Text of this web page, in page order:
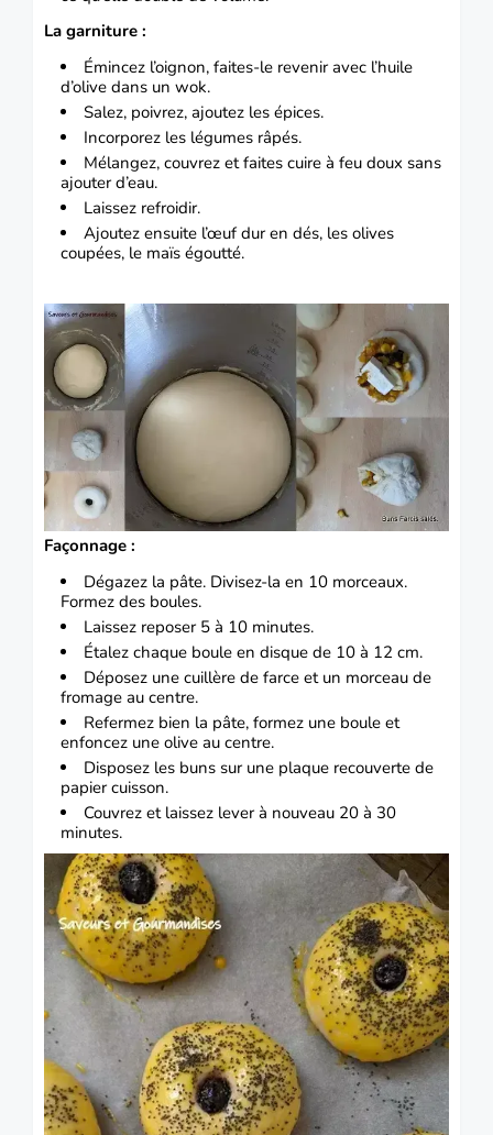
La garniture :
Émincez l’oignon, faites-le revenir avec l’huile
d’olive dans un wok.
Salez, poivrez, ajoutez les épices.
Incorporez les légumes râpés.
Mélangez, couvrez et faites cuire à feu doux sans
ajouter d’eau.
Laissez refroidir.
Ajoutez ensuite l’œuf dur en dés, les olives
coupées, le maïs égoutté.
Façonnage :
Dégazez la pâte. Divisez-la en 10 morceaux.
Formez des boules.
Laissez reposer 5 à 10 minutes.
Étalez chaque boule en disque de 10 à 12 cm.
Déposez une cuillère de farce et un morceau de
fromage au centre.
Refermez bien la pâte, formez une boule et
enfoncez une olive au centre.
Disposez les buns sur une plaque recouverte de
papier cuisson.
Couvrez et laissez lever à nouveau 20 à 30
minutes.